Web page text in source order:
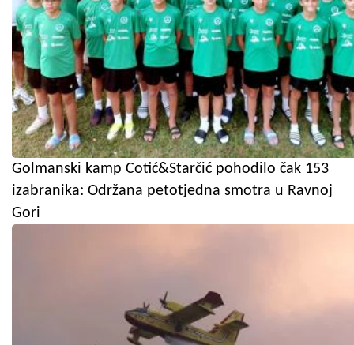
Golmanski kamp Cotić&Starčić pohodilo čak 153
izabranika: Održana petotjedna smotra u Ravnoj
Gori